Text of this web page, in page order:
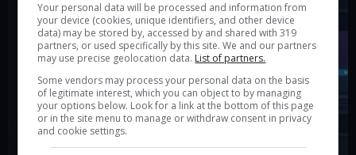
Your personal data will be processed and information from
your device (cookies, unique identifiers, and other device
data) may be stored by, accessed by and shared with 319
partners, or used specifically by this site. We and our partners
may use precise geolocation data. List of partners.
Some vendors may process your personal data on the basis
of legitimate interest, which you can object to by managing
your options below. Look for a link at the bottom of this page
or in the site menu to manage or withdraw consent in privacy
and cookie settings.